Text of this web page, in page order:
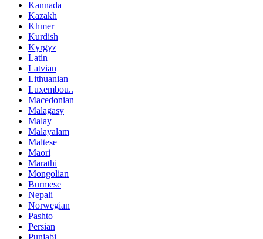
Kannada
Kazakh
Khmer
Kurdish
Kyrgyz
Latin
Latvian
Lithuanian
Luxembou..
Macedonian
Malagasy
Malay
Malayalam
Maltese
Maori
Marathi
Mongolian
Burmese
Nepali
Norwegian
Pashto
Persian